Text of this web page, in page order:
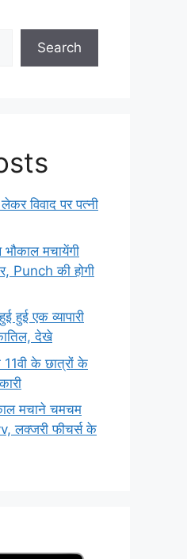
Search
विवाद पर पत्नी
मचायेंगी
Punch की होगी
एक व्यापारी
देखे
के छात्रों के
मचाने चमचम
लक्जरी फीचर्स के